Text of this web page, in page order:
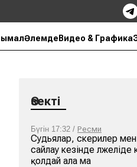
Әлемде Видео & Графика
Өзекті
Бүгін 17:32 / Ресми
Судьялар, әскерилер
сайлау кезінде
қолдай ала ма